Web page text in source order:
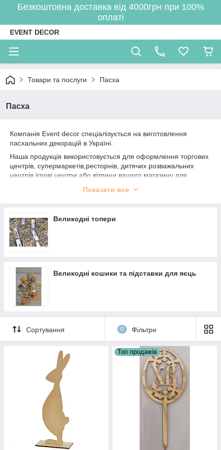
Безкоштовна доставка від 4000грн при 100%
оплаті
EVENT DECOR
Товари та послуги Пасха
Пасха
Компанія Event decor спеціалізується на виготовлення
пасхальних декорацій в Україні.
Наша продукція використовується для оформлення торгових
центрів, супермаркетів,ресторнів, дитячих розважальних
центрів ігрові центри або вітрини вашого магазину для
у вашому торговому залі, также ви можете придбати
пасхальні декорації для самостійного оформлення, такі
як: зайці,яйця,курочки,кольорові композиції, підвісні декупажі,
дерев'яні підставки для декупажу або організації пасхального
Показати все
Великодні топери
Великодні кошики та підставки для яєць
Сортування 0 Фільтри
Топ продажів